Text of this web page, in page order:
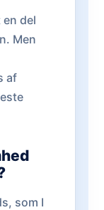
del
Men
af
som I